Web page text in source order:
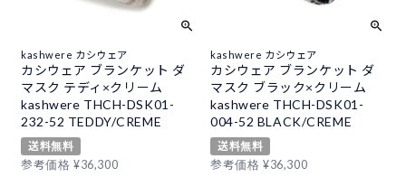
kashwere カシウェア
カシウェア ブランケット ダ
マスク テディ×クリーム
kashwere THCH-DSK01-
232-52 TEDDY/CREME
送料無料
参考価格 ¥36,300
kashwere カシウェア
カシウェア ブランケット ダ
マスク ブラック×クリーム
kashwere THCH-DSK01-
004-52 BLACK/CREME
送料無料
参考価格 ¥36,300